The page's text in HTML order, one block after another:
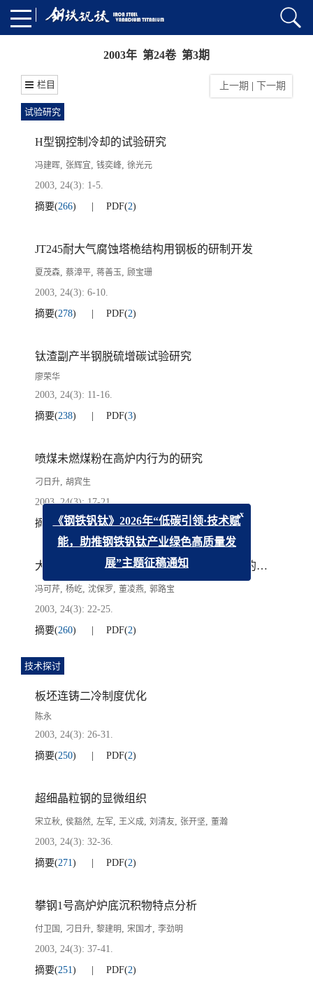
2003年 第24卷 第3期
栏目 上一期 下一期
试验研究
H型钢控制冷却的试验研究
冯建晖, 张辉宜, 钱奕峰, 徐光元
2003, 24(3): 1-5.
摘要(266) PDF(2)
JT245耐大气腐蚀塔桅结构用钢板的研制开发
夏茂森, 蔡漳平, 蒋善玉, 顾宝珊
2003, 24(3): 6-10.
摘要(278) PDF(2)
钛渣副产半钢脱硫增碳试验研究
廖荣华
2003, 24(3): 11-16.
摘要(238) PDF(3)
喷煤未燃煤粉在高炉内行为的研究
刁日升, 胡宾生
2003, 24(3): 17-21.
摘要(254) PDF(2)
大热流通量条件下原位合成Fe-TiC复合材料的研究
冯可芹, 杨屹, 沈保罗, 董凌燕, 郭路宝
2003, 24(3): 22-25.
摘要(260) PDF(2)
技术探讨
板坯连铸二冷制度优化
陈永
2003, 24(3): 26-31.
摘要(250) PDF(2)
超细晶粒钢的显微组织
宋立秋, 侯豁然, 左军, 王义成, 刘清友, 张开坚, 董瀚
2003, 24(3): 32-36.
摘要(271) PDF(2)
攀钢1号高炉炉底沉积物特点分析
付卫国 , 刁日升, 黎建明, 宋国才, 李劲明
2003, 24(3): 37-41.
摘要(251) PDF(2)
《钢铁钒钛》2026年“低碳引领·技术赋
能，助推钢铁钒钛产业绿色高质量发
展”主题征稿通知